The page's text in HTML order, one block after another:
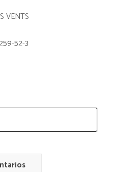
VENTS
52-3